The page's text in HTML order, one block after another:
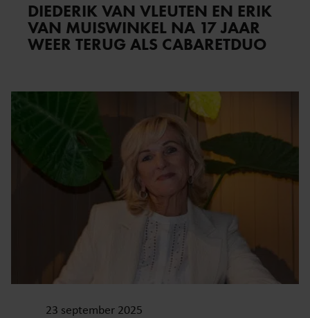
DIEDERIK VAN VLEUTEN EN ERIK
VAN MUISWINKEL NA 17 JAAR
WEER TERUG ALS CABARETDUO
23 september 2025